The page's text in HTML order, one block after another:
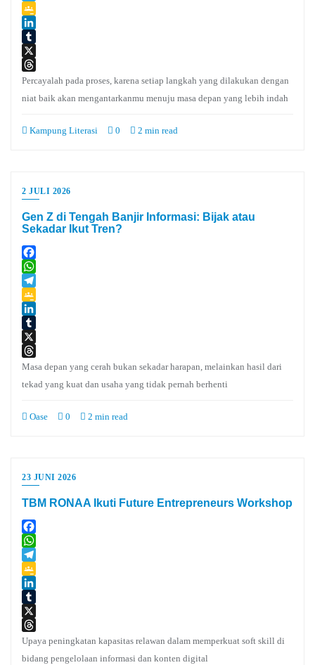
Telegram
Google
Classroom
LinkedIn
Tumblr
X
Threads
Percayalah pada proses, karena setiap langkah yang dilakukan dengan
niat baik akan mengantarkanmu menuju masa depan yang lebih indah
Kampung Literasi 0 2 min read
2 JULI 2026
Gen Z di Tengah Banjir Informasi: Bijak atau
Sekadar Ikut Tren?
Facebook
WhatsApp
Telegram
Google
Classroom
LinkedIn
Tumblr
X
Threads
Masa depan yang cerah bukan sekadar harapan, melainkan hasil dari
tekad yang kuat dan usaha yang tidak pernah berhenti
Oase 0 2 min read
23 JUNI 2026
TBM RONAA Ikuti Future Entrepreneurs Workshop
Facebook
WhatsApp
Telegram
Google
Classroom
LinkedIn
Tumblr
X
Threads
Upaya peningkatan kapasitas relawan dalam memperkuat soft skill di
bidang pengelolaan informasi dan konten digital